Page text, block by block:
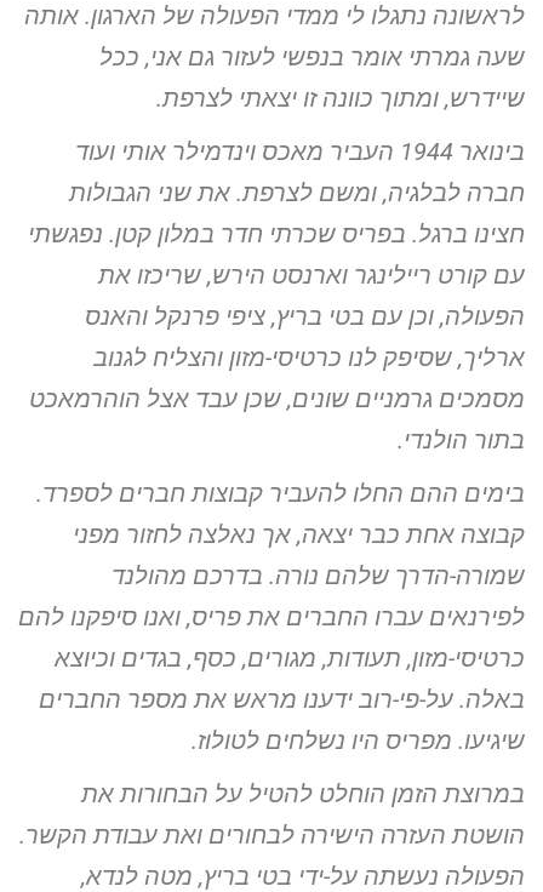
לראשונה נתגלו לי ממדי הפעולה של הארגון. אותה
שעה גמרתי אומר בנפשי לעזור גם אני, ככל
שיידרש, ומתוך כוונה זו יצאתי לצרפת.
בינואר 1944 העביר מאכס וינדמילר אותי ועוד
חברה לבלגיה, ומשם לצרפת. את שני הגבולות
חצינו ברגל. בפריס שכרתי חדר במלון קטן. נפגשתי
עם קורט ריילינגר וארנסט הירש, שריכזו את
הפעולה, וכן עם בטי בריץ, ציפי פרנקל והאנס
ארליך, שסיפק לנו כרטיסי-מזון והצליח לגנוב
מסמכים גרמניים שונים, שכן עבד אצל הוהרמאכט
בתור הולנדי.
בימים ההם החלו להעביר קבוצות חברים לספרד.
קבוצה אחת כבר יצאה, אך נאלצה לחזור מפני
שמורה-הדרך שלהם נורה. בדרכם מהולנד
לפירנאים עברו החברים את פריס, ואנו סיפקנו להם
כרטיסי-מזון, תעודות, מגורים, כסף, בגדים וכיוצא
באלה. על-פי-רוב ידענו מראש את מספר החברים
שיגיעו. מפריס היו נשלחים לטולוז.
במרוצת הזמן הוחלט להטיל על הבחורות את
הושטת העזרה הישירה לבחורים ואת עבודת הקשר.
הפעולה נעשתה על-ידי בטי בריץ, מטה לנדא,